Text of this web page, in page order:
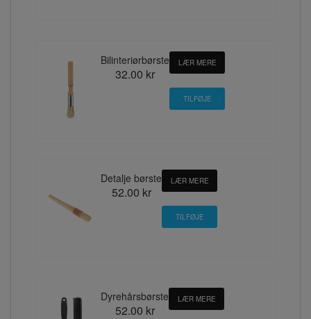
Bilinteriørbørste
32.00 kr
LÆR MERE
Detalje børste
52.00 kr
LÆR MERE
Dyrehårsbørste
52.00 kr
LÆR MERE